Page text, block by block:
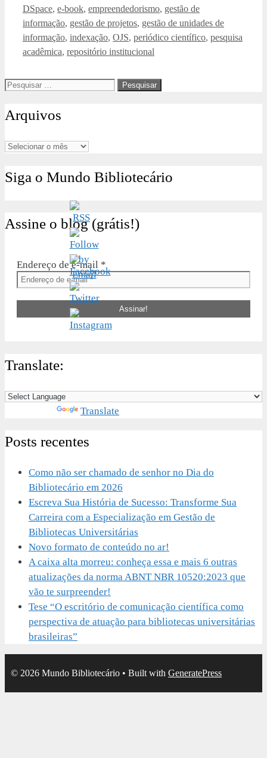
DSpace, e-book, empreendedorismo, gestão de
informação, gestão de projetos, gestão de unidades de
informação, indexação, OJS, periódico científico, pesquisa
acadêmica, repositório institucional
Pesquisar
Arquivos
Arquivos
Siga o Mundo Bibliotecário
Assine o blog (grátis!)
Endereço de e-mail *
Translate:
Translate
Posts recentes
Como não ser chamado de senhor no Dia do
Bibliotecário em 2026
Escreva Sua História de Sucesso: Transforme Sua
Carreira com a Especialização em Gestão de
Bibliotecas Universitárias
Novo formato de conteúdo no ar!
A caixa alta morreu: conheça essa e mais 6 outras
atualizações da norma ABNT NBR 10520:2023 que
vão te surpreender!
Tese “O escritório de comunicação científica como
perspectiva de atuação para bibliotecas universitárias
brasileiras”
© 2026 Mundo Bibliotecário • Built with GeneratePress